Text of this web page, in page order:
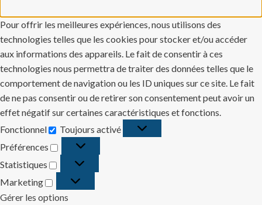
Pour offrir les meilleures expériences, nous utilisons des
technologies telles que les cookies pour stocker et/ou accéder
aux informations des appareils. Le fait de consentir à ces
technologies nous permettra de traiter des données telles que le
comportement de navigation ou les ID uniques sur ce site. Le fait
de ne pas consentir ou de retirer son consentement peut avoir un
effet négatif sur certaines caractéristiques et fonctions.
Fonctionnel
Fonctionnel
Toujours activé
Préférences
Préférences
Statistiques
Statistiques
Marketing
Marketing
Gérer les options